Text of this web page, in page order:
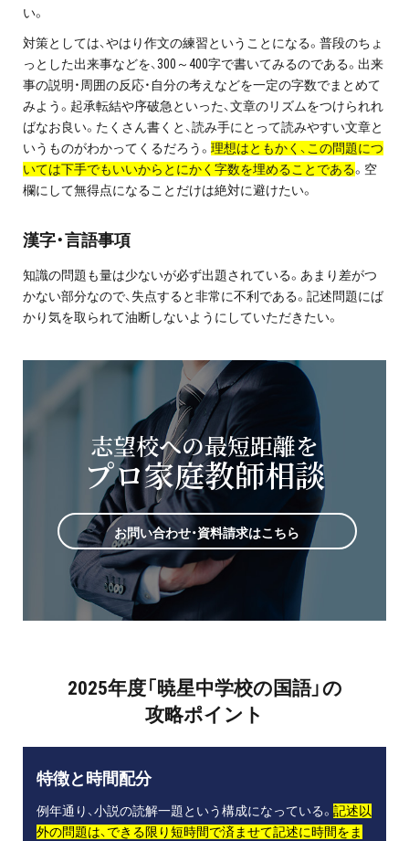
い。
対策としては、やはり作文の練習ということになる。普段のちょ
っとした出来事などを、300～400字で書いてみるのである。出来
事の説明・周囲の反応・自分の考えなどを一定の字数でまとめて
みよう。起承転結や序破急といった、文章のリズムをつけられれ
ばなお良い。たくさん書くと、読み手にとって読みやすい文章と
いうものがわかってくるだろう。 理想はともかく、この問題につ
いては下手でもいいからとにかく字数を埋めることである。空
欄にして無得点になることだけは絶対に避けたい。
漢字・言語事項
知識の問題も量は少ないが必ず出題されている。あまり差がつ
かない部分なので、失点すると非常に不利である。記述問題にば
かり気を取られて油断しないようにしていただきたい。
志望校への最短距離を
プロ家庭教師相談
お問い合わせ・資料請求はこちら
2025年度「暁星中学校の国語」の
攻略ポイント
特徴と時間配分
例年通り、小説の読解一題という構成になっている。 記述以
外の問題は、できる限り短時間で済ませて記述に時間をま